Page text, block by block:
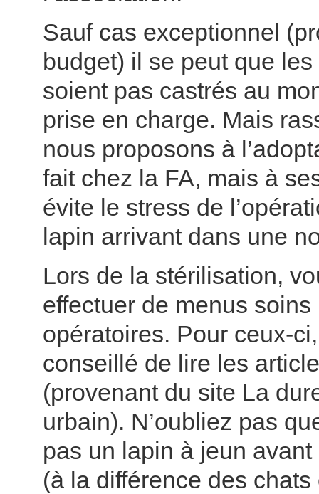
Sauf cas exceptionnel
budget) il se peut que
soient pas castrés au
prise en charge. Mais
nous proposons à
fait chez la FA, mais à
évite le stress de
lapin arrivant dans une
Lors de la stérilisation,
effectuer de menus soins
opératoires. Pour ceux-
conseillé de lire les
(provenant du site La
urbain). N’oubliez pas
pas un lapin à jeun
(à la différence des chats